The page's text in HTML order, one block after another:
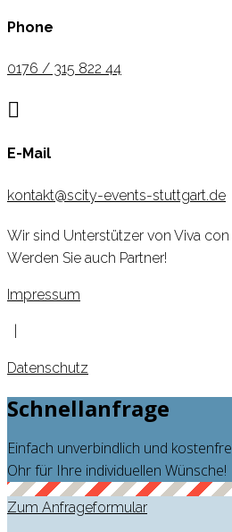
Phone
0176 / 315 822 44

E-Mail
kontakt@scity-events-stuttgart.de
Wir sind Unterstützer von Viva con
Werden Sie auch Partner!
Impressum
Datenschutz
Schnellanfrage
Einfach unverbindlich und
Ohr für Ihre individuellen Wünsche!
Zum Anfrageformular